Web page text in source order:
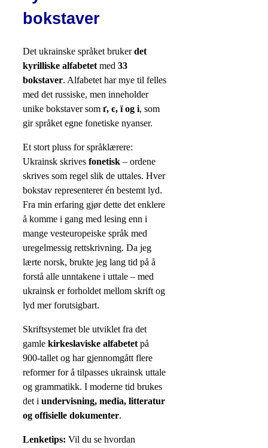
bokstaver
Det ukrainske språket brukerdet
kyrilliske alfabetet med 33
bokstaver. Alfabetet har mye til felles
med det russiske, men inneholder
unike bokstaver som ґ, є, ї og і, som
gir språket egne fonetiske nyanser.
Et stort pluss for språklærere:
Ukrainsk skrives fonetisk – ordene
skrives som regel slik de uttales. Hver
bokstav representerer én bestemt lyd.
Fra min erfaring gjør dette det enklere
å komme i gang med lesing enn i
mange vesteuropeiske språk med
uregelmessig rettskrivning. Da jeg
lærte norsk, brukte jeg lang tid på å
forstå alle unntakene i uttale – med
ukrainsk er forholdet mellom skrift og
lyd mer forutsigbart.
Skriftsystemet ble utviklet fra det
gamle kirkeslaviske alfabetet på
900-tallet og har gjennomgått flere
reformer for å tilpasses ukrainsk uttale
og grammatikk. I moderne tid brukes
det i undervisning, media, litteratur
og offisielle dokumenter.
Lenketips: Vil du se hvordan